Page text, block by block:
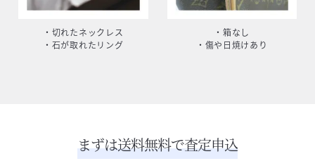
・切れたネックレス
・石が取れたリング
・箱なし
・傷や日焼けあり
まずは送料無料で査定申込